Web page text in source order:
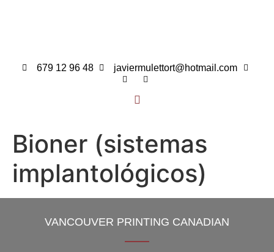
679 12 96 48 javiermulettort@hotmail.com
Bioner (sistemas
implantológicos)
VANCOUVER PRINTING CANADIAN